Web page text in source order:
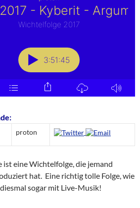
proton
ist eine Wichtelfolge, die jemand
hat. Eine richtig tolle Folge, wie
sogar mit Live-Musik!